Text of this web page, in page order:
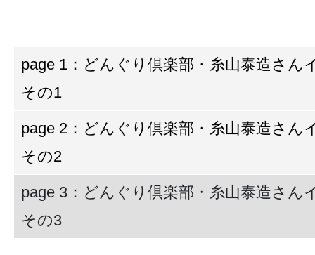
page 1：どんぐり倶楽部・糸山泰造さ
その1
page 2：どんぐり倶楽部・糸山泰造さ
その2
page 3：どんぐり倶楽部・糸山泰造さ
その3